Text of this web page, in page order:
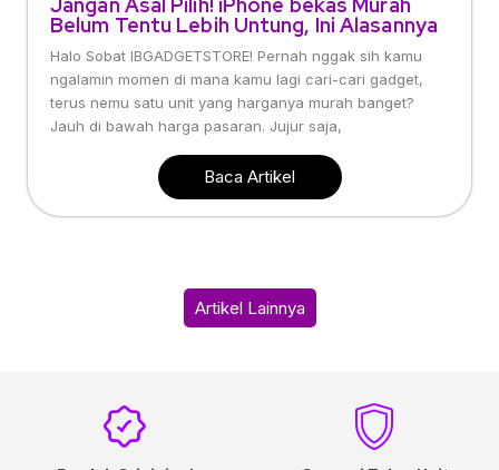
Jangan Asal Pilih! iPhone bekas Murah
Belum Tentu Lebih Untung, Ini Alasannya
Halo Sobat IBGADGETSTORE! Pernah nggak sih kamu
ngalamin momen di mana kamu lagi cari-cari gadget,
terus nemu satu unit yang harganya murah banget?
Jauh di bawah harga pasaran. Jujur saja,
Baca Artikel
Artikel Lainnya